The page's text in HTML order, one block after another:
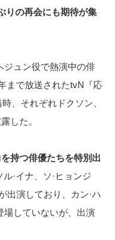
りの再会にも期待が集
ジュン役で熱演中の俳
まで放送されたtvN『応
、それぞれドクソン、
した。
持つ俳優たちを特別出
ル·イナ、ソ·ヒョンジ
出演しており、カン·ハ
場していないが、出演